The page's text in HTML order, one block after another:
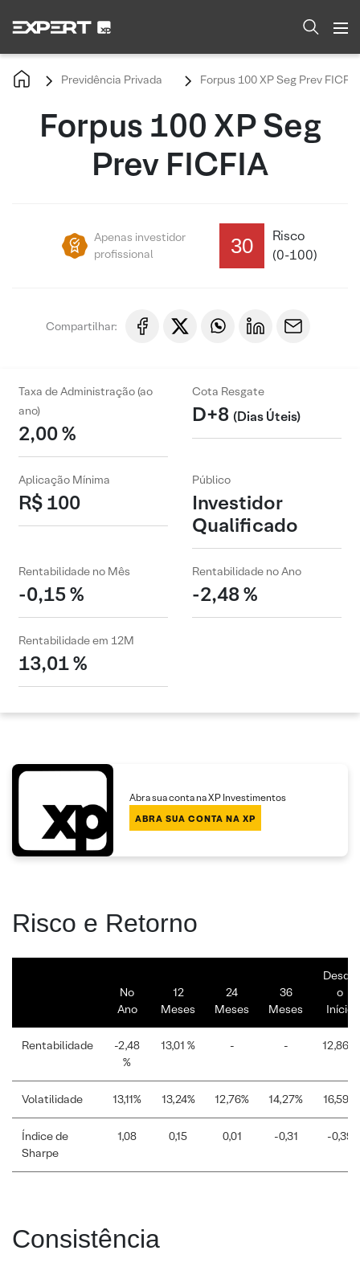
Previdência Privada Forpus 100 XP Seg Prev FICFIA
Forpus 100 XP Seg
Prev FICFIA
Apenas investidor
profissional
30
Risco
(0-100)
Compartilhar:
Taxa de Administração (ao
ano)
2,00 %
Cota Resgate
D+8 (Dias Úteis)
Aplicação Mínima
R$ 100
Público
Investidor
Qualificado
Rentabilidade no Mês
-0,15 %
Rentabilidade no Ano
-2,48 %
Rentabilidade em 12M
13,01 %
Abra sua conta na XP Investimentos
ABRA SUA CONTA NA XP
Risco e Retorno
No
Ano
12
Meses
24
Meses
36
Meses
Desde
o
Início
Rentabilidade
-2,48
%
13,01 % - - 12,86%
Volatilidade 13,11% 13,24% 12,76% 14,27% 16,59%
Índice de
Sharpe
1,08 0,15 0,01 -0,31 -0,39
Consistência